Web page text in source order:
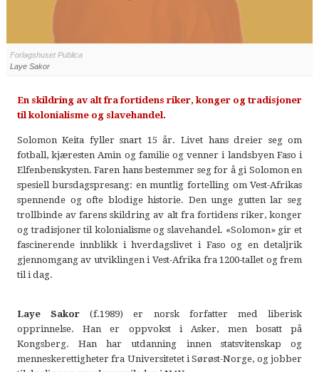
Forlagshuset Publica
Laye Sakor
En skildring av alt fra fortidens riker, konger og tradisjoner
til kolonialisme og slavehandel.
Solomon Keita fyller snart 15 år. Livet hans dreier seg om
fotball, kjæresten Amin og familie og venner i landsbyen Faso i
Elfenbenskysten. Faren hans bestemmer seg for å gi Solomon en
spesiell bursdagspresang: en muntlig fortelling om Vest-Afrikas
spennende og ofte blodige historie. Den unge gutten lar seg
trollbinde av farens skildring av alt fra fortidens riker, konger
og tradisjoner til kolonialisme og slavehandel. «Solomon» gir et
fascinerende innblikk i hverdagslivet i Faso og en detaljrik
gjennomgang av utviklingen i Vest-Afrika fra 1200-tallet og frem
til i dag.
Laye Sakor (f.1989) er norsk forfatter med liberisk
opprinnelse. Han er oppvokst i Asker, men bosatt på
Kongsberg. Han har utdanning innen statsvitenskap og
menneskerettigheter fra Universitetet i Sørøst-Norge, og jobber